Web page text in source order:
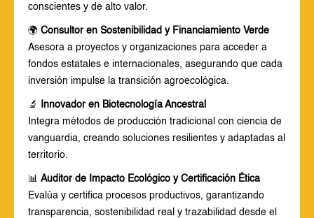
conscientes y de alto valor.
🌍 Consultor en Sostenibilidad y Financiamiento Verde
Asesora a proyectos y organizaciones para acceder a
fondos estatales e internacionales, asegurando que cada
inversión impulse la transición agroecológica.
🔬
Innovador en Biotecnología Ancestral
Integra métodos de producción tradicional con ciencia de
vanguardia, creando soluciones resilientes y adaptadas al
territorio.
📊 Auditor de Impacto Ecológico y Certificación Ética
Evalúa y certifica procesos productivos, garantizando
transparencia, sostenibilidad real y trazabilidad desde el